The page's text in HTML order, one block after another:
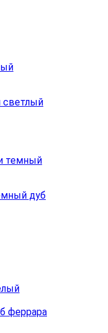
темный
дуб
феррара